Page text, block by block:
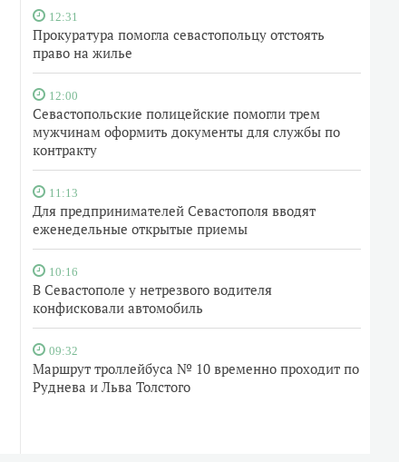
12:31
Прокуратура помогла севастопольцу отстоять
право на жилье
12:00
Севастопольские полицейские помогли трем
мужчинам оформить документы для службы по
контракту
11:13
Для предпринимателей Севастополя вводят
еженедельные открытые приемы
10:16
В Севастополе у нетрезвого водителя
конфисковали автомобиль
09:32
Маршрут троллейбуса № 10 временно проходит по
Руднева и Льва Толстого